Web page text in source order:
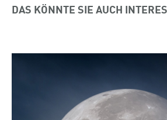
DAS KÖNNTE SIE AUCH